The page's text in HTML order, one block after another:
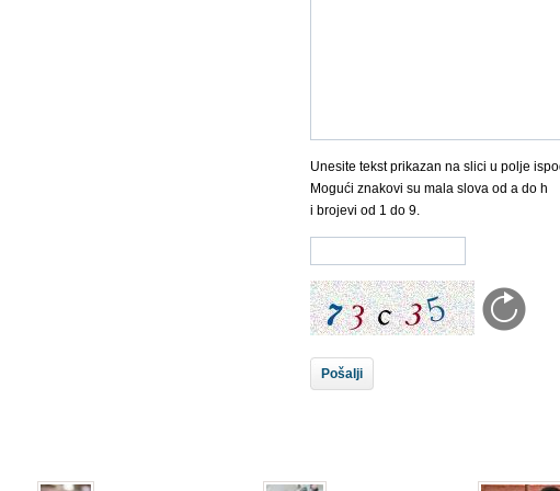
Unesite tekst prikazan na slici u polje
Mogući znakovi su mala slova od a do h
i brojevi od 1 do 9.